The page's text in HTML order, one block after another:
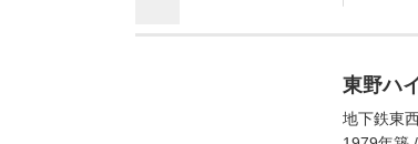
東野ハ
地下鉄東